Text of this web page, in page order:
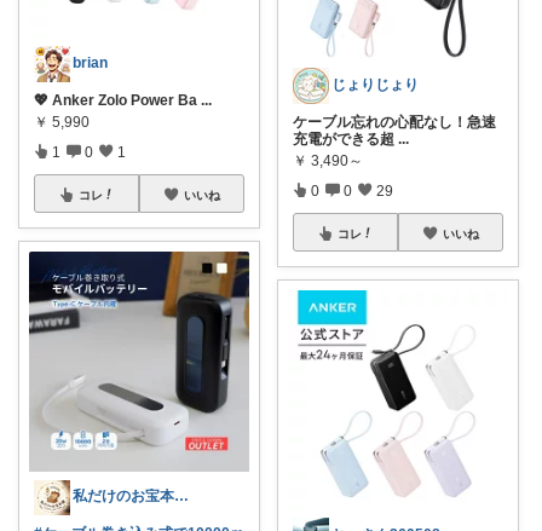
brian
💖 Anker Zolo Power Ba ...
￥ 5,990
1 0 1
コレ いいね
私だけのお宝本舗🍀経由購入いつも感謝！
じょりじょり
ケーブル忘れの心配なし！急速
充電ができる超 ...
￥ 3,490～
0 0 29
コレ いいね